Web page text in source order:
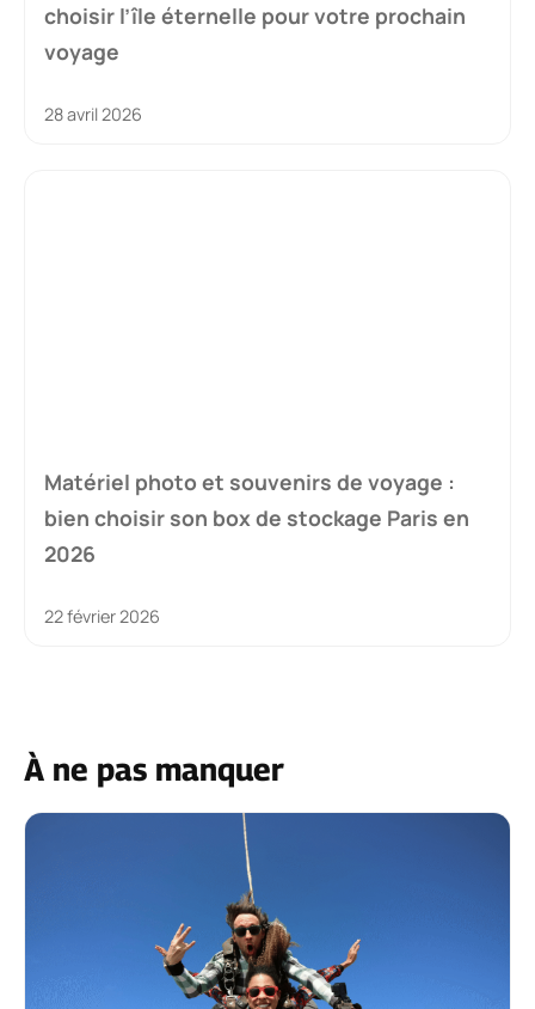
choisir l’île éternelle pour votre prochain
voyage
28 avril 2026
Matériel photo et souvenirs de voyage :
bien choisir son box de stockage Paris en
2026
22 février 2026
À ne pas manquer